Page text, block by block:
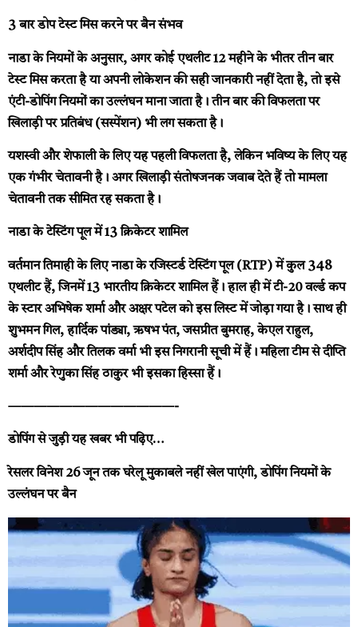
3 बार डोप टेस्ट मिस करने पर बैन संभव
नाडा के नियमों के अनुसार, अगर कोई एथलीट 12 महीने के भीतर तीन बार
टेस्ट मिस करता है या अपनी लोकेशन की सही जानकारी नहीं देता है, तो इसे
एंटी-डोपिंग नियमों का उल्लंघन माना जाता है। तीन बार की विफलता पर
खिलाड़ी पर प्रतिबंध (सस्पेंशन) भी लग सकता है।
यशस्वी और शेफाली के लिए यह पहली विफलता है, लेकिन भविष्य के लिए यह
एक गंभीर चेतावनी है। अगर खिलाड़ी संतोषजनक जवाब देते हैं तो मामला
चेतावनी तक सीमित रह सकता है।
नाडा के टेस्टिंग पूल में 13 क्रिकेटर शामिल
वर्तमान तिमाही के लिए नाडा के रजिस्टर्ड टेस्टिंग पूल (RTP) में कुल 348
एथलीट हैं, जिनमें 13 भारतीय क्रिकेटर शामिल हैं। हाल ही में टी-20 वर्ल्ड कप
के स्टार अभिषेक शर्मा और अक्षर पटेल को इस लिस्ट में जोड़ा गया है। साथ ही
शुभमन गिल, हार्दिक पांड्या, ऋषभ पंत, जसप्रीत बुमराह, केएल राहुल,
अर्शदीप सिंह और तिलक वर्मा भी इस निगरानी सूची में हैं। महिला टीम से दीप्ति
शर्मा और रेणुका सिंह ठाकुर भी इसका हिस्सा हैं।
—————————————-
डोपिंग से जुड़ी यह खबर भी पढ़िए…
रेसलर विनेश 26 जून तक घरेलू मुकाबले नहीं खेल पाएंगी, डोपिंग नियमों के
उल्लंघन पर बैन